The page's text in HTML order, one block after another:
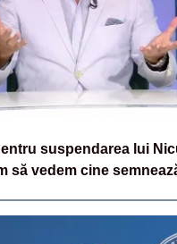
suspendarea lui
să vedem cine